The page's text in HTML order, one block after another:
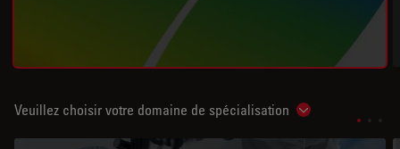
Veuillez choisir votre domaine de spécialisation Show